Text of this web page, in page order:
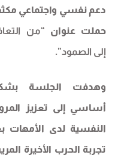
دعم نفسي واجتماعي مكثفة
حملت عنوان“من التعافي
إلى الصمود”.
وهدفت الجلسة بشكل
أساسي إلى تعزيز المرونة
النفسية لدى الأمهات بعد
تجربة الحرب الأخيرة المريرة،